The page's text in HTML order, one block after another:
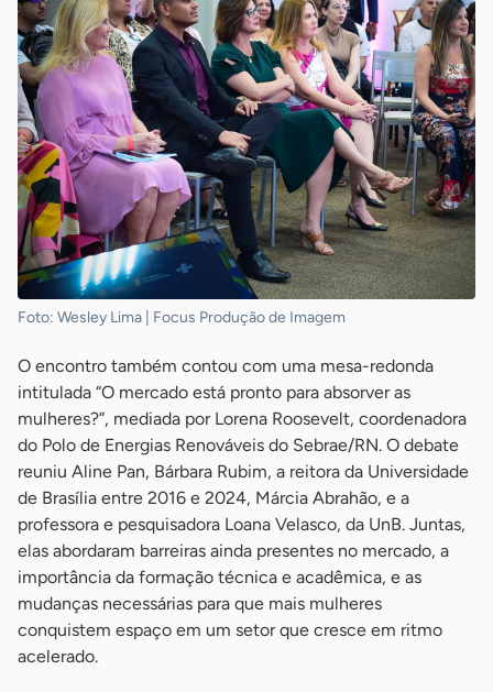
Foto: Wesley Lima | Focus Produção de Imagem
O encontro também contou com uma mesa-redonda
intitulada “O mercado está pronto para absorver as
mulheres?”, mediada por Lorena Roosevelt, coordenadora
do Polo de Energias Renováveis do Sebrae/RN. O debate
reuniu Aline Pan, Bárbara Rubim, a reitora da Universidade
de Brasília entre 2016 e 2024, Márcia Abrahão, e a
professora e pesquisadora Loana Velasco, da UnB. Juntas,
elas abordaram barreiras ainda presentes no mercado, a
importância da formação técnica e acadêmica, e as
mudanças necessárias para que mais mulheres
conquistem espaço em um setor que cresce em ritmo
acelerado.